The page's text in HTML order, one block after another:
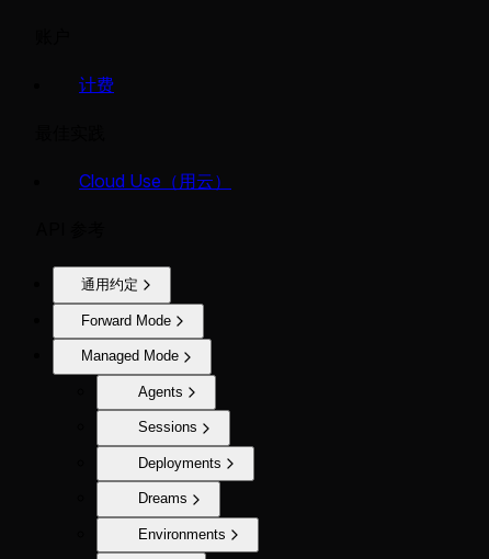
计费
Cloud Use（用云）
通用约定
Forward Mode
Managed Mode
Agents
Sessions
Deployments
Dreams
Environments